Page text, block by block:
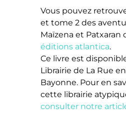
Vous pouvez
et tome 2 des
Maïzena et Patxaran
éditions atlantica.
Ce livre est
Librairie de La Rue
Bayonne. Pour en
cette librairie
consulter notre